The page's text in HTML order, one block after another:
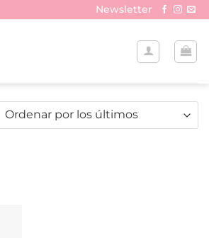
Newsletter